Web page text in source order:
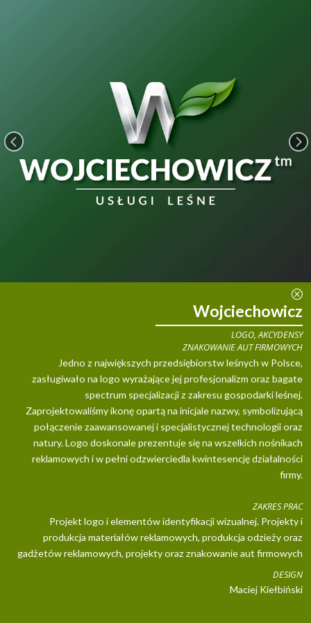
< =
Q
Wojciechowicz
LOGO, AKCYDENSY
ZNAKOWANIE AUT FIRMOWYCH
Jedno z największych przedsiębiorstw leśnych w Polsce,
zasługiwało na logo wyrażające jej profesjonalizm oraz bagate
spectrum specjalizacji z zakresu gospodarki leśnej.
Zaprojektowaliśmy ikonę opartą na inicjale nazwy, symbolizującą
połączenie zaawansowanej i specjalistycznej technologii oraz
natury. Logo doskonale prezentuje się na wszelkich nośnikach
reklamowych i w pełni odzwierciedla kwintesencję działalności
firmy.
ZAKRES PRAC
Projekt logo i elementów identyfikacji wizualnej. Projekty i
produkcja materiałów reklamowych, produkcja odzieży oraz
gadżetów reklamowych, projekty oraz znakowanie aut firmowych
DESIGN
Maciej Kiełbiński